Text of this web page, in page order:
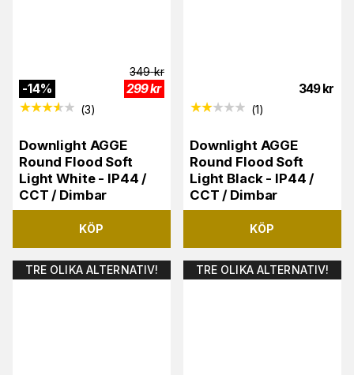
-14%
349 kr
299kr
(3)
Downlight AGGE
Round Flood Soft
Light White - IP44 /
CCT / Dimbar
KÖP
349 kr
(1)
Downlight AGGE
Round Flood Soft
Light Black - IP44 /
CCT / Dimbar
KÖP
TRE OLIKA ALTERNATIV! TRE OLIKA ALTERNATIV!